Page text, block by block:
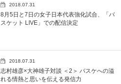
2018.07.31
8月5日と7日の女子日本代表強化試合、「バ
スケット LIVE」での配信決定
2018.07.31
志村雄彦×大神雄子対談 ＜2＞ バスケへの溢
れる情熱と思いを伝える発信力